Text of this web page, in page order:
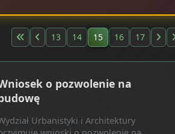
13 14 15 16 17
o pozwolenie na
Urbanistyki i Architektury